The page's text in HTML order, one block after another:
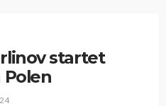
startet
Polen